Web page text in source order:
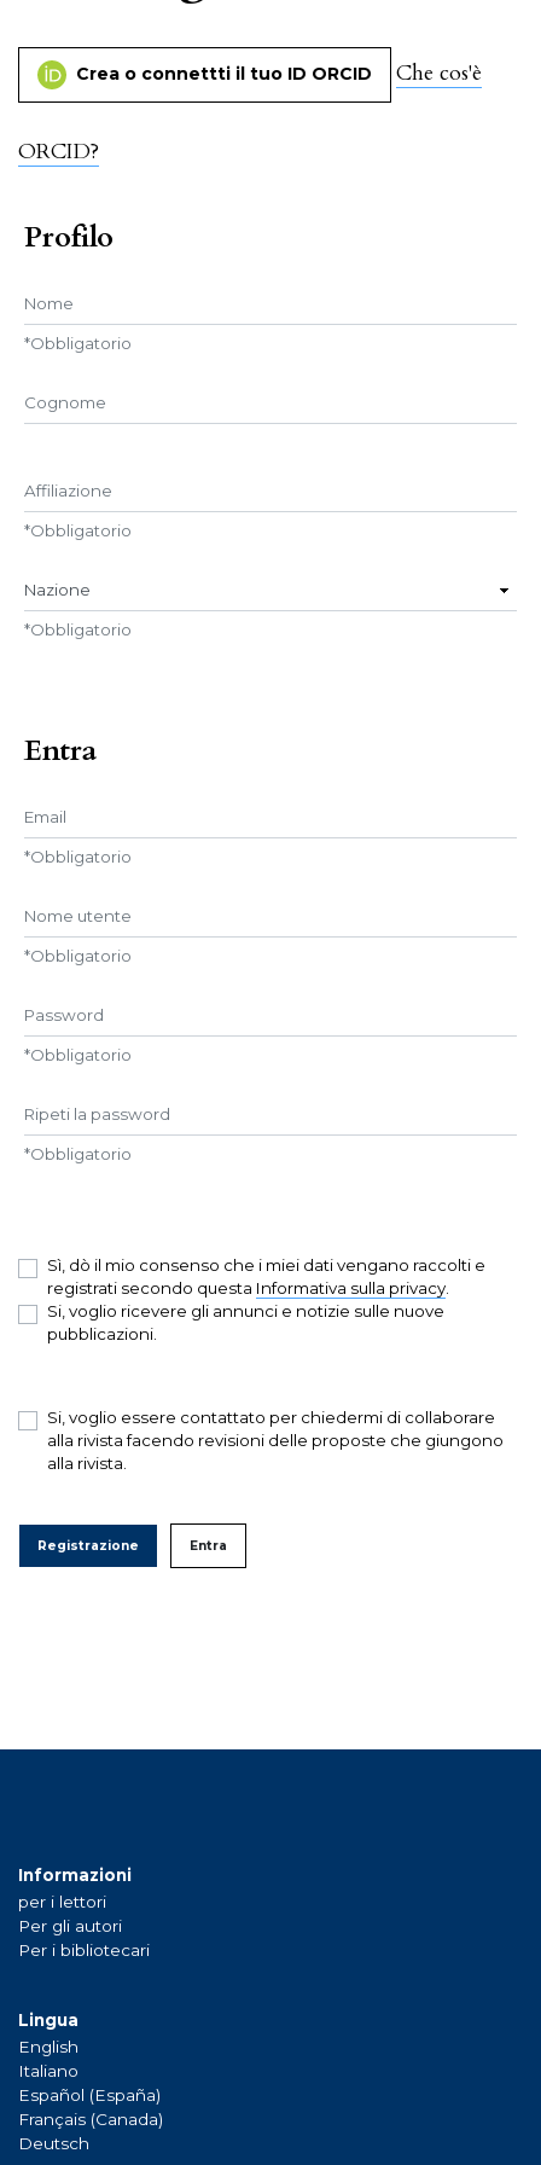
Crea o connettti il tuo ID ORCID Che cos'è
ORCID?
Profilo
*Obbligatorio
Affiliazione
*Obbligatorio
Nazione
*Obbligatorio
Entra
Email
*Obbligatorio
*Obbligatorio
Password
*Obbligatorio
Ripeti la password
*Obbligatorio
Sì, dò il mio consenso che i miei dati vengano raccolti e
registrati secondo questa Informativa sulla privacy
Si, voglio ricevere gli annunci e notizie sulle nuove
pubblicazioni.
Si, voglio essere contattato per chiedermi di collaborare
alla rivista facendo revisioni delle proposte che giungono
alla rivista.
Registrazione Entra
Informazioni
per i lettori
Per gli autori
Per i bibliotecari
Lingua
English
Italiano
Español (España)
Français (Canada)
Deutsch